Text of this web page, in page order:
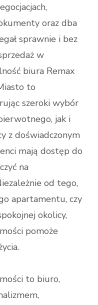
oraz dba
sprawnie i bez
w
biura Remax
to
szeroki wybór
jak i
z doświadczonym
mają dostęp do
na
od tego,
apartamentu, czy
okolicy,
pomoże
to biuro,